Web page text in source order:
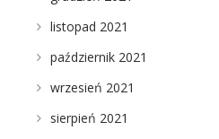
listopad 2021
październik 2021
wrzesień 2021
sierpień 2021